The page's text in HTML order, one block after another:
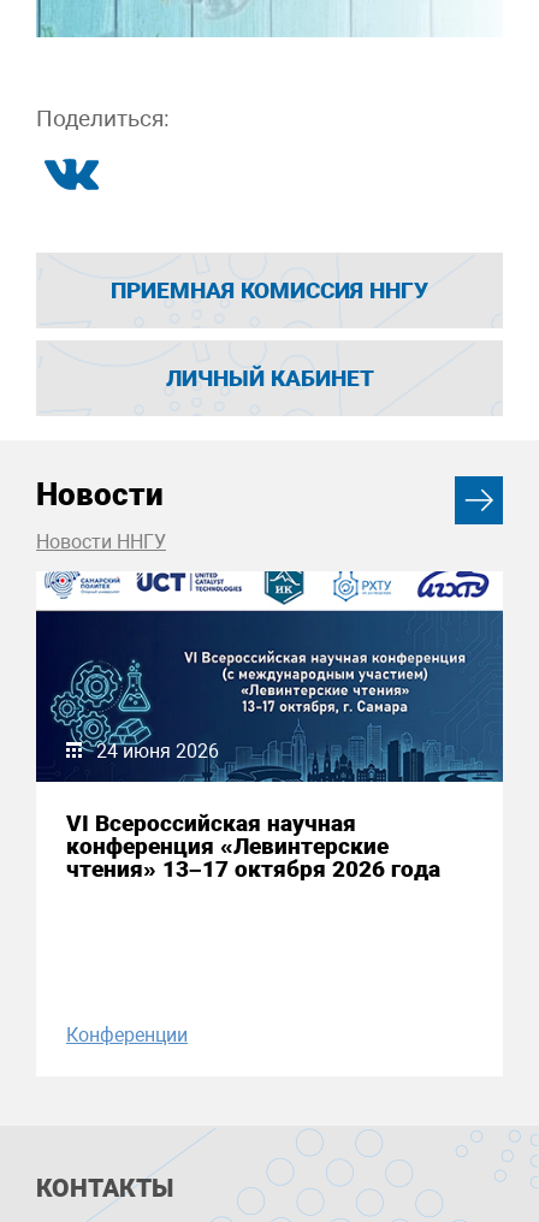
Поделиться:
ПРИЕМНАЯ КОМИССИЯ ННГУ
ЛИЧНЫЙ КАБИНЕТ
Новости
Новости ННГУ
24 июня 2026
VI Всероссийская научная
конференция «Левинтерские
чтения» 13–17 октября 2026 года
Конференции
КОНТАКТЫ